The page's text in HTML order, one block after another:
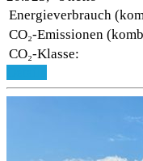
Energieverbrauch
CO₂-Emissionen
CO₂-Klasse: